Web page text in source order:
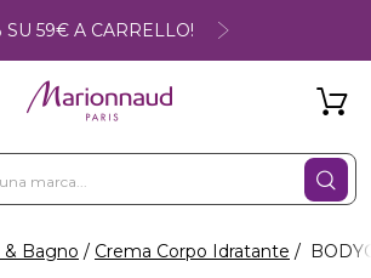
SU 59€ A CARRELLO!
& Bagno Crema Corpo Idratante